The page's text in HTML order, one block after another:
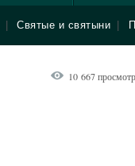
Святые и святыни
10 667